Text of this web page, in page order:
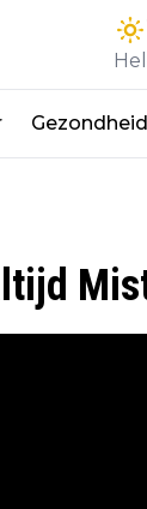
Gezondheid